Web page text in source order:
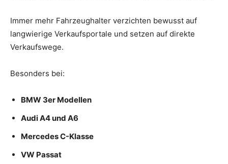
Immer mehr Fahrzeughalter verzichten bewusst auf
langwierige Verkaufsportale und setzen auf direkte
Verkaufswege.
Besonders bei:
BMW 3er Modellen
Audi A4 und A6
Mercedes C-Klasse
VW Passat